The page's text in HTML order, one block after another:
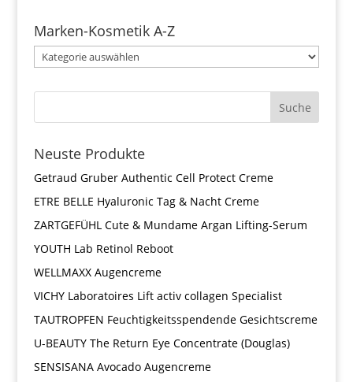
Marken-Kosmetik A-Z
Neuste Produkte
Getraud Gruber Authentic Cell Protect Creme
ETRE BELLE Hyaluronic Tag & Nacht Creme
ZARTGEFÜHL Cute & Mundame Argan Lifting-Serum
YOUTH Lab Retinol Reboot
WELLMAXX Augencreme
VICHY Laboratoires Lift activ collagen Specialist
TAUTROPFEN Feuchtigkeitsspendende Gesichtscreme
U-BEAUTY The Return Eye Concentrate (Douglas)
SENSISANA Avocado Augencreme